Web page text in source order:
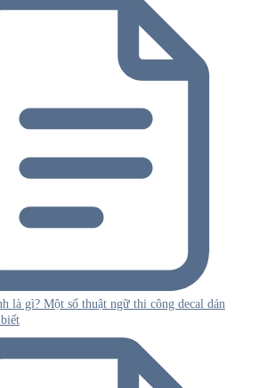
là gì? Một số thuật ngữ thi công decal dán